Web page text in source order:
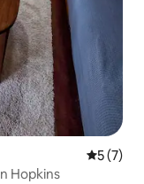
5 (7)
Hopkins